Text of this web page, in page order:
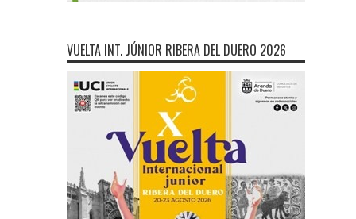
VUELTA INT. JÚNIOR RIBERA DEL DUERO 2026